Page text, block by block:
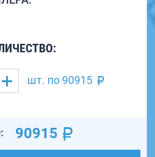
шт. по 90915
90915